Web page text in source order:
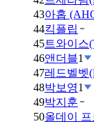
43아홉
44킥플립
45트와이스
46앤더블1
47레드벨벳
48박보영1
49박지훈
50올데이 프